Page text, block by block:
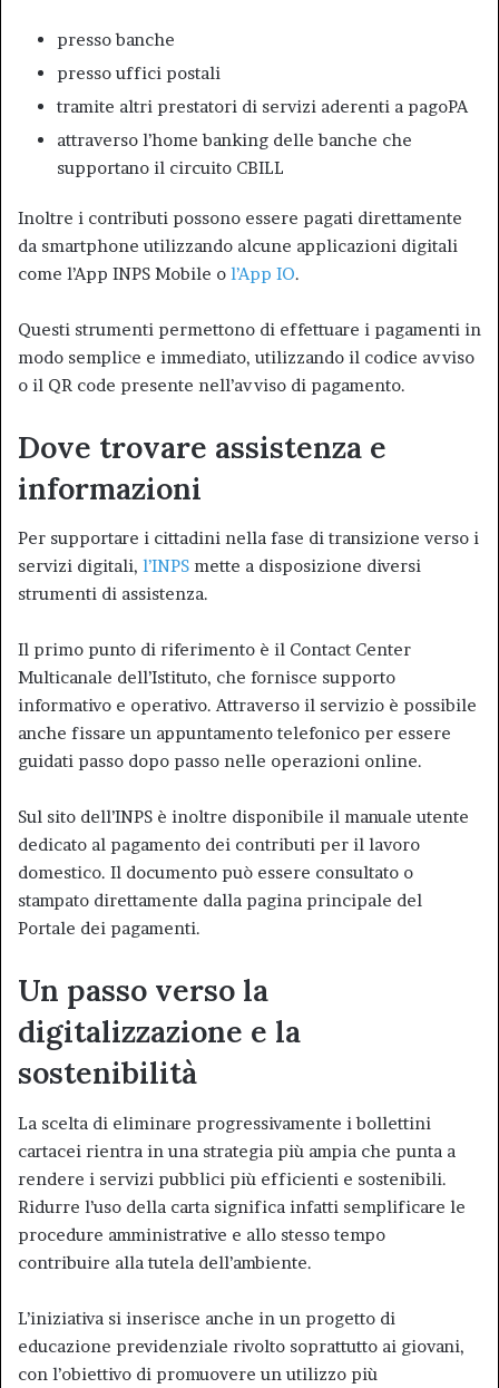
presso banche
presso uffici postali
tramite altri prestatori di servizi aderenti a pagoPA
attraverso l’home banking delle banche che
supportano il circuito CBILL
Inoltre i contributi possono essere pagati direttamente
da smartphone utilizzando alcune applicazioni digitali
come l’App INPS Mobile o l’App IO.
Questi strumenti permettono di effettuare i pagamenti in
modo semplice e immediato, utilizzando il codice avviso
o il QR code presente nell’avviso di pagamento.
Dove trovare assistenza e
informazioni
Per supportare i cittadini nella fase di transizione verso i
servizi digitali, l’INPS mette a disposizione diversi
strumenti di assistenza.
Il primo punto di riferimento è il Contact Center
Multicanale dell’Istituto, che fornisce supporto
informativo e operativo. Attraverso il servizio è possibile
anche fissare un appuntamento telefonico per essere
guidati passo dopo passo nelle operazioni online.
Sul sito dell’INPS è inoltre disponibile il manuale utente
dedicato al pagamento dei contributi per il lavoro
domestico. Il documento può essere consultato o
stampato direttamente dalla pagina principale del
Portale dei pagamenti.
Un passo verso la
digitalizzazione e la
sostenibilità
La scelta di eliminare progressivamente i bollettini
cartacei rientra in una strategia più ampia che punta a
rendere i servizi pubblici più efficienti e sostenibili.
Ridurre l’uso della carta significa infatti semplificare le
procedure amministrative e allo stesso tempo
contribuire alla tutela dell’ambiente.
L’iniziativa si inserisce anche in un progetto di
educazione previdenziale rivolto soprattutto ai giovani,
con l’obiettivo di promuovere un utilizzo più